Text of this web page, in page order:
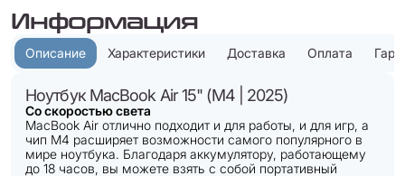
Информация
Описание Характеристики Доставка Оплата
Ноутбук MacBook Air 15" (M4 | 2025)
Со скоростью света
MacBook Air отлично подходит и для работы, и для игр, а
чип M4 расширяет возможности самого популярного в
мире ноутбука. Благодаря аккумулятору, работающему
до 18 часов, вы можете взять с собой портативный